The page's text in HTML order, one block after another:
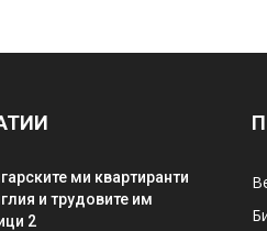
ми квартиранти
и трудовите им
2